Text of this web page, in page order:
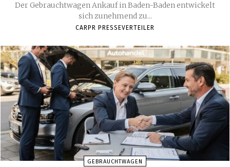
Der Gebrauchtwagen Ankauf in Baden-Baden entwickelt
sich zunehmend zu...
CARPR PRESSEVERTEILER
GEBRAUCHTWAGEN